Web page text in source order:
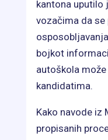
kantona uputilo
vozačima da
bojkot
autoškola
kandidatima.
Kako navode iz
propisanih